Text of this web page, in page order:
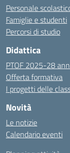
Personale
Famiglie e studenti
Percorsi di studio
Didattica
PTOF 2025-28
Offerta formativa
I progetti delle
Novità
Le notizie
Calendario eventi